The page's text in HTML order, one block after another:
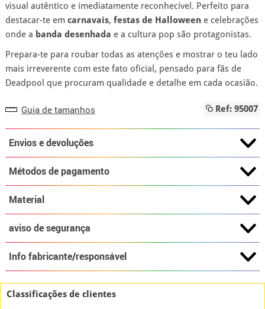
visual autêntico e imediatamente reconhecível. Perfeito para
destacar-te em carnavais, festas de Halloweene celebrações
onde a banda desenhada e a cultura pop são protagonistas.
Prepara-te para roubar todas as atenções e mostrar o teu lado
mais irreverente com este fato oficial, pensado para fãs de
Deadpool que procuram qualidade e detalhe em cada ocasião.
Guia de tamanhos Ref: 95007
Envios e devoluções
Métodos de pagamento
Material
aviso de segurança
Info fabricante/responsável
Classificações de clientes